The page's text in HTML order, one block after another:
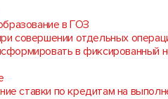
в ГОЗ
совершении отдельных
в фиксированный
ставки по кредитам на